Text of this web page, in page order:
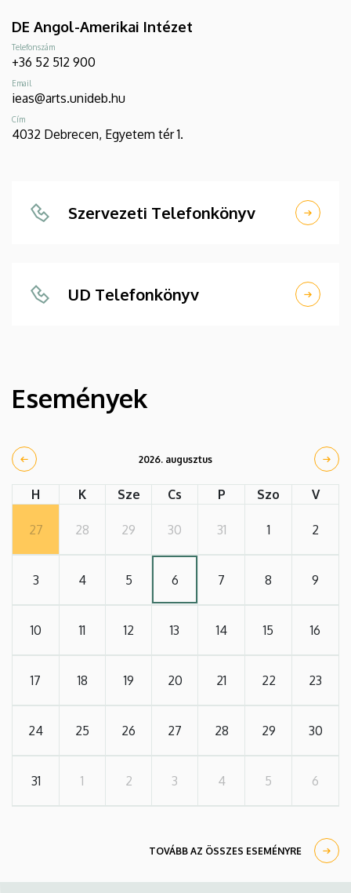
DE Angol-Amerikai Intézet
Telefonszám
+36 52 512 900
Email
ieas@arts.unideb.hu
Cím
4032 Debrecen, Egyetem tér 1.
Szervezeti Telefonkönyv
UD Telefonkönyv
Események
2026. augusztus
H K Sze Cs P Szo V
27 28 29 30 31 1 2
3 4 5 6 7 8 9
10 11 12 13 14 15 16
17 18 19 20 21 22 23
24 25 26 27 28 29 30
31 1 2 3 4 5 6
TOVÁBB AZ ÖSSZES ESEMÉNYRE